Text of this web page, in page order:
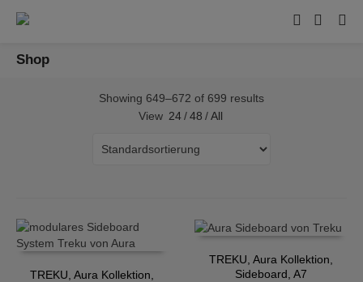
Shop
Showing 649–672 of 699 results
View 24 / 48 / All
TREKU, Aura Kollektion,
TREKU, Aura Kollektion,
Sideboard, A7